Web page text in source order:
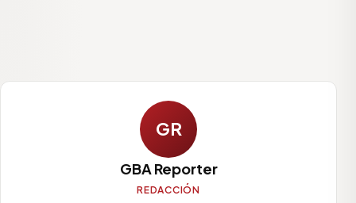
GR
GBA Reporter
REDACCIÓN